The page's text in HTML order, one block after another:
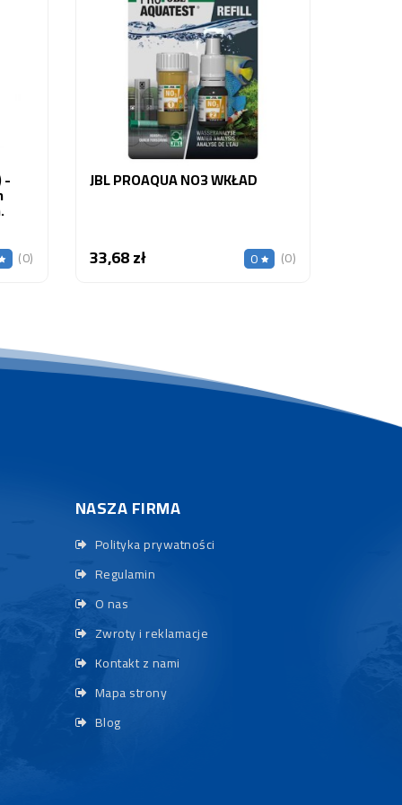
-
(0)
JBL PROAQUA NO3 WKŁAD
33,68 złCena 0 (0)
NASZA FIRMA
Polityka prywatności
Regulamin
O nas
Zwroty i reklamacje
Kontakt z nami
Mapa strony
Blog